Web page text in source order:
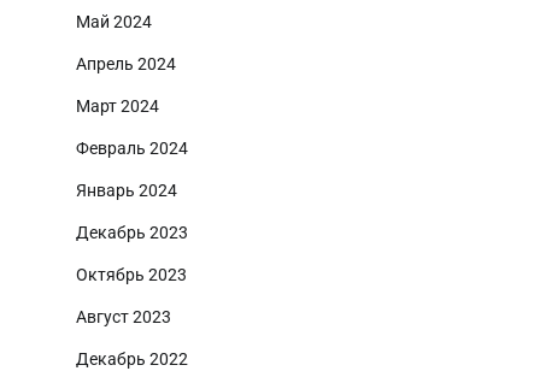
Май 2024
Апрель 2024
Март 2024
Февраль 2024
Январь 2024
Декабрь 2023
Октябрь 2023
Август 2023
Декабрь 2022